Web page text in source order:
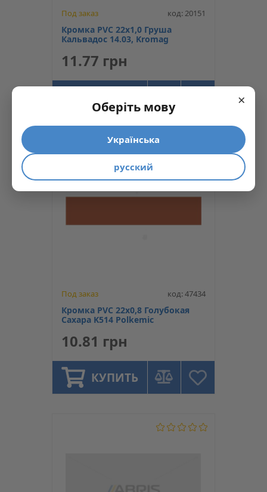
Под заказ код: 20151
Кромка PVC 22х1,0 Груша
Кальвадос 14.03, Kromag
11.77 грн
Под заказ код: 47434
Кромка PVC 22х0,8 Голубокая
Сахара K514 Polkemic
10.81 грн
КУПИТЬ
×
Оберіть мову
Українська
русский